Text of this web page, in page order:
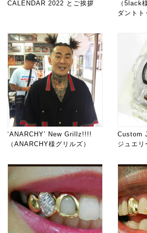
CALENDAR 2022 とご挨拶
（5lack
ダントト
‘ANARCHY’ New Grillz!!!!
（ANARCHY様グリルズ）
Custom
ジュエリ